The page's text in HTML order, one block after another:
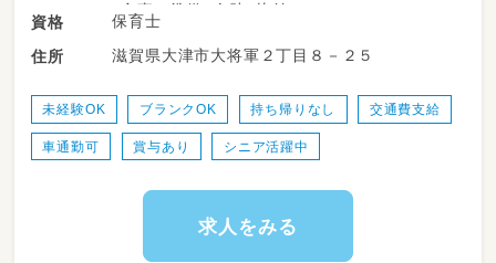
・食事の準備、介助、片付け
・排泄介助、着替えの援助
・園の開園準備、お迎え
・記録や立案保育計画の作成（年間の指導計画、
月々の計画案、週案の作成）など
https://keceg.jp/school/hoppa-taishogunnag
資格
保育士
住所
滋賀県大津市大将軍２丁目８－２５
未経験OK ブランクOK 持ち帰りなし 交通費支給
車通勤可 賞与あり シニア活躍中
求人をみる